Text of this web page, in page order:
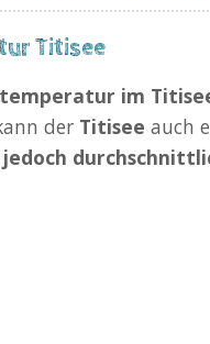
Titisee
im
der Titisee auch